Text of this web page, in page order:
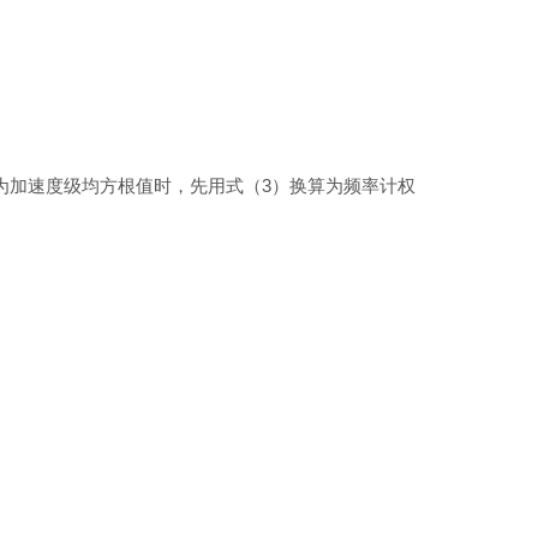
速度级均方根值时，先用式（3）换算为频率计权